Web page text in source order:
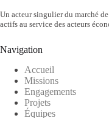
Un acteur singulier du marché
actifs au service des acteurs
Navigation
Accueil
Missions
Engagements
Projets
Équipes